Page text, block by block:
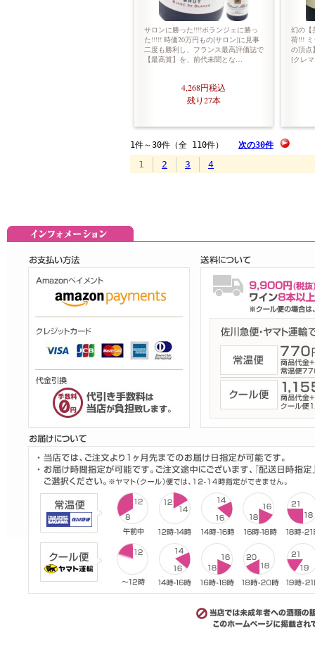
サロンに勝った!!!!ボランジェに勝っ
た!!!!! 時価20万円もの[サロン]に見事
二度も勝利し、フランス最高評価誌で
【最高賞】を、前代未聞とな…
4,268円税込
残り27本
幻の【
荷!!!
の頂点
[クレ